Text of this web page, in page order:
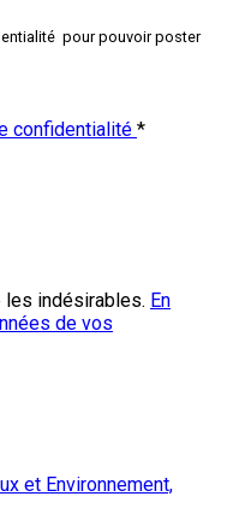
pour pouvoir poster
confidentialité *
indésirables. En
de vos
et Environnement,